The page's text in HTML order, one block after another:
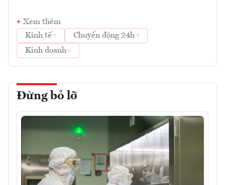
Xem thêm
Kinh tế
Chuyển động 24h
Kinh doanh
Đừng bỏ lỡ